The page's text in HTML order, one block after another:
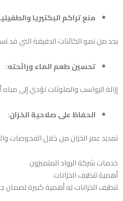
منع تراكم البكتيريا
يحد من نمو الكائنات الدقيقة التي قد
تحسين طعم الماء ورائحته:
إزالة الرواسب والملوثات تؤدي إلى مياه
الحفاظ على صلاحية الخزان:
تمديد عمر الخزان من خلال الفحوصات
خدمات شركة الرواد المتميزون
أهمية تنظيف الخزانات
تنظيف الخزانات له أهمية كبيرة لضمان